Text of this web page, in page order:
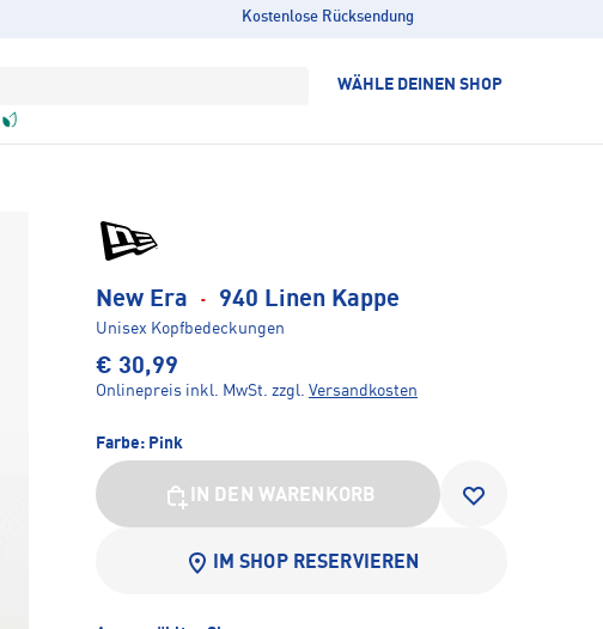
Kostenlose Rücksendung
WÄHLE DEINEN SHOP
New Era · 940 Linen Kappe
Unisex Kopfbedeckungen
€ 30,99
Onlinepreis inkl. MwSt. zzgl. Versandkosten
Farbe: Pink
IN DEN WARENKORB
IM SHOP RESERVIEREN